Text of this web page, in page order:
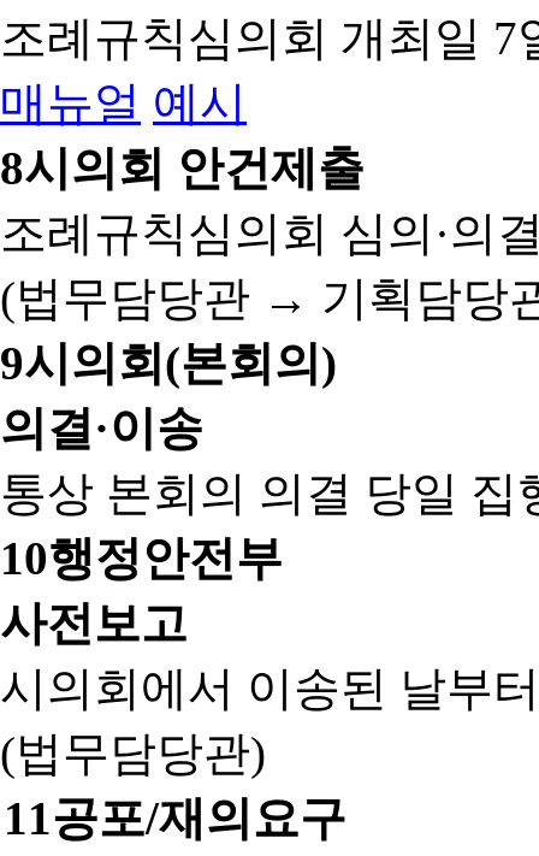
조례규칙심의회 개최일 7
매뉴얼 예시
8시의회 안건제출
조례규칙심의회 심의·의
(법무담당관 → 기획담당
9시의회(본회의)
의결·이송
통상 본회의 의결 당일 집
10행정안전부
사전보고
시의회에서 이송된 날부
(법무담당관)
11공포/재의요구